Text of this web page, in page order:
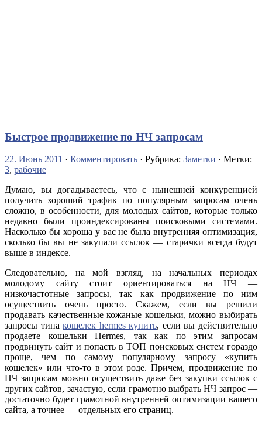
Быстрое продвижение по НЧ запросам
22. Июнь 2011 · Комментировать · Рубрика: Заметки · Метки:
3, рабочие
Думаю, вы догадываетесь, что с нынешней конкуренцией
получить хороший трафик по популярным запросам очень
сложно, в особенности, для молодых сайтов, которые только
недавно были проиндексированы поисковыми системами.
Насколько бы хороша у вас не была внутренняя оптимизация,
сколько бы вы не закупали ссылок — старички всегда будут
выше в индексе.
Следовательно, на мой взгляд, на начальных периодах
молодому сайту стоит ориентироваться на НЧ —
низкочастотные запросы, так как продвижение по ним
осуществить очень просто. Скажем, если вы решили
продавать качественные кожаные кошельки, можно выбирать
запросы типакошелек hermes купить, если вы действительно
продаете кошельки Hermes, так как по этим запросам
продвинуть сайт и попасть в ТОП поисковых систем гораздо
проще, чем по самому популярному запросу «купить
кошелек» или что-то в этом роде. Причем, продвижение по
НЧ запросам можно осуществить даже без закупки ссылок с
других сайтов, зачастую, если грамотно выбрать НЧ запрос —
достаточно будет грамотной внутренней оптимизации вашего
сайта, а точнее — отдельных его страниц.